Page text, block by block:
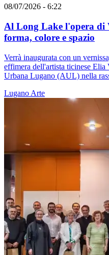
08/07/2026 - 6:22
Al Long Lake l'opera di
forma, colore e spazio
Verrà inaugurata con un
effimera dell'artista ticinese
Urbana Lugano (AUL) nella
Lugano Arte